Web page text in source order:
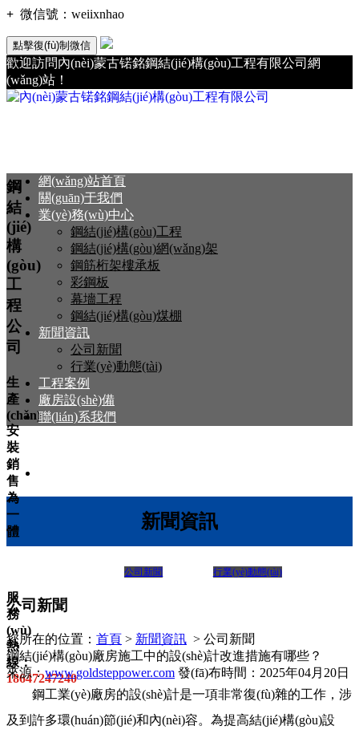
+ 微信號： weiixnhao
點擊復(fù)制微信
歡迎訪問內(nèi)蒙古锘銘鋼結(jié)構(gòu)工程有限公司網
(wǎng)站！
鋼
結
(jié)
構
(gòu)
工
程
公
司
生
產
(chǎn)
安
裝
銷
售
為
一
體
服
務
(wù)
熱
線：
18647247240
網(wǎng)站首頁
關(guān)于我們
業(yè)務(wù)中心
鋼結(jié)構(gòu)工程
鋼結(jié)構(gòu)網(wǎng)架
鋼筋桁架樓承板
彩鋼板
幕墻工程
鋼結(jié)構(gòu)煤棚
新聞資訊
公司新聞
行業(yè)動態(tài)
工程案例
廠房設(shè)備
聯(lián)系我們
新聞資訊
公司新聞 行業(yè)動態(tài)
公司新聞
您所在的位置： 首頁 > 新聞資訊 > 公司新聞
鋼結(jié)構(gòu)廠房施工中的設(shè)計改進措施有哪些？
來源：www.goldsteppower.com 發(fā)布時間：2025年04月20日
鋼工業(yè)廠房的設(shè)計是一項非常復(fù)雜的工作，涉
及到許多環(huán)節(jié)和內(nèi)容。為提高結(jié)構(gòu)設